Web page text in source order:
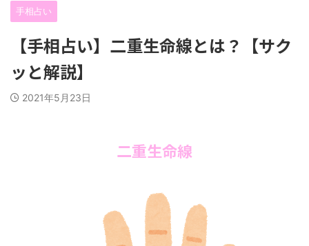
手相占い
【手相占い】二重生命線とは？【サク
ッと解説】
2021年5月23日
二重生命線